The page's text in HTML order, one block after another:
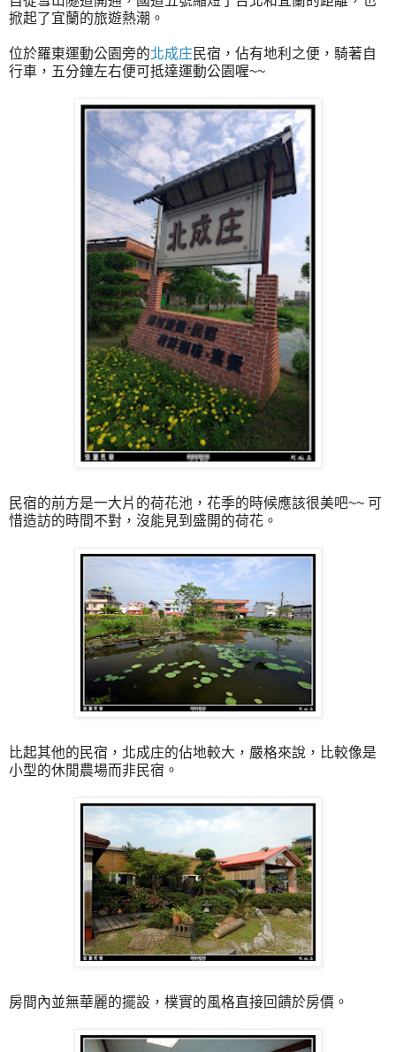
掀起了宜蘭的旅遊熱潮。
位於羅東運動公園旁的北成庄 民宿，佔有地利之便，騎著自
行車，五分鐘左右便可抵達運動公園喔~~
民宿的前方是一大片的荷花池，花季的時候應該很美吧~~ 可
惜造訪的時間不對，沒能見到盛開的荷花。
比起其他的民宿，北成庄的佔地較大，嚴格來說，比較像是
小型的休閒農場而非民宿。
房間內並無華麗的擺設，樸實的風格直接回饋於房價。